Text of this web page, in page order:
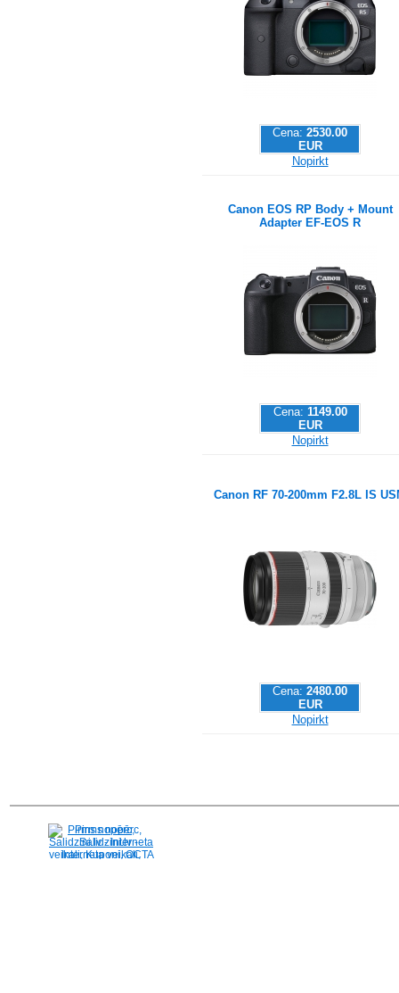
Cena: 2530.00
EUR
Nopirkt
Canon EOS RP Body + Mount
Adapter EF-EOS R
Cena: 1149.00
EUR
Nopirkt
Canon RF 70-200mm F2.8L IS
Cena: 2480.00
EUR
Nopirkt
Pirms nopērc,
Salidzini.lv - Interneta
veikali, Kuponi, OCTA